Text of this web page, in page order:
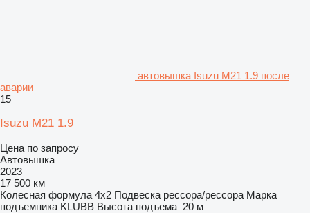
автовышка Isuzu M21 1.9 после
аварии
15
Isuzu M21 1.9
Цена по запросу
Автовышка
2023
17 500 км
Колесная формула 4x2 Подвеска рессора/рессора Марка
подъемника KLUBB Высота подъема 20 м